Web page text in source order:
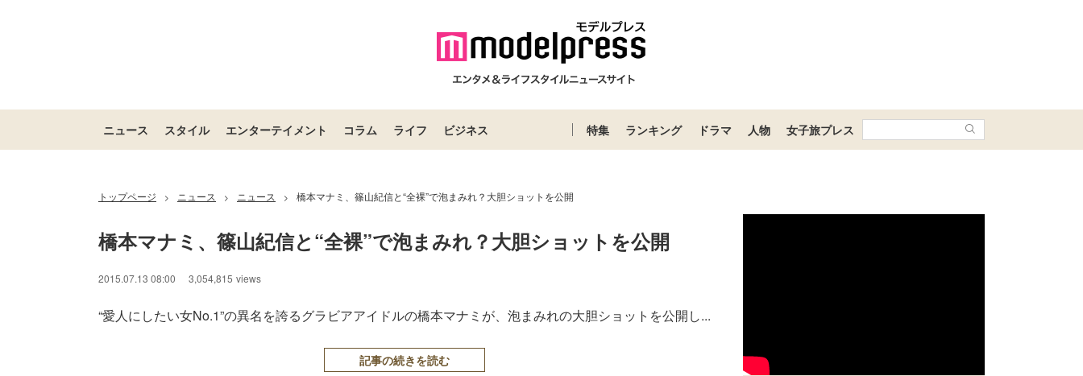
ニュース スタイル エンターテイメント コラム ライフ ビジネス 特集 ランキング ドラマ 人物 女子旅プレス
トップページ > ニュース > ニュース > 橋本マナミ、篠山紀信と“全裸”で泡まみれ？大胆ショットを公開
橋本マナミ、篠山紀信と“全裸”で泡まみれ？大胆ショットを公開
2015.07.13 08:00 3,054,815 views
“愛人にしたい女No.1”の異名を誇るグラビアアイドルの橋本マナミが、泡まみれの大胆ショットを公開し...
記事の続きを読む